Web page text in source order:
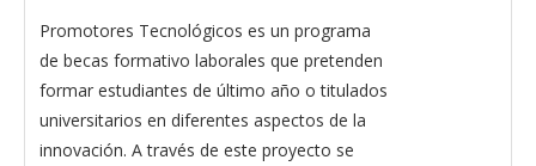
Promotores Tecnológicos es un programa
de becas formativo laborales que pretenden
formar estudiantes de último año o titulados
universitarios en diferentes aspectos de la
innovación. A través de este proyecto se